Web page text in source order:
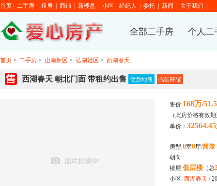
首页 二手房 租房 商铺 新楼盘 小区 经纪人 委托 新闻 关于我们
全部二手房 个人二
首页 > 二手房 > 山南新区 > 弘湖社区 > 西湖春天
西湖春天 朝北门面 带租约出售 优质地段 临街旺铺
售价:168万/
（此房价格有效
单价：
房型:0室0厅/简装
朝向:
楼层:低层楼 （总
小区: 西湖春天 /